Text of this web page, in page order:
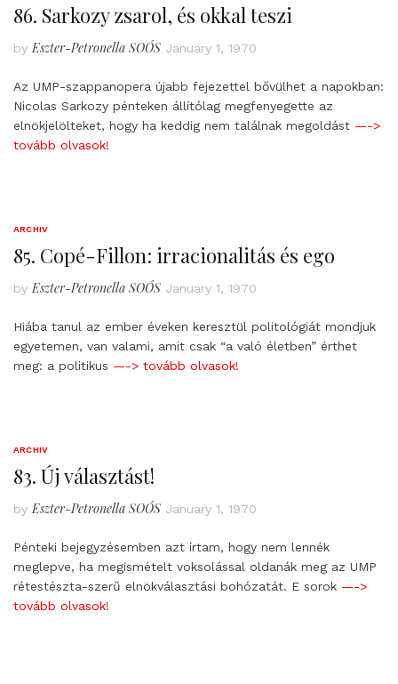
86. Sarkozy zsarol, és okkal teszi
by Eszter-Petronella SOÓS January 1, 1970
Az UMP-szappanopera újabb fejezettel bővülhet a napokban:
Nicolas Sarkozy pénteken állítólag megfenyegette az
elnökjelölteket, hogy ha keddig nem találnak megoldást —->
tovább olvasok!
ARCHIV
85. Copé-Fillon: irracionalitás és ego
by Eszter-Petronella SOÓS January 1, 1970
Hiába tanul az ember éveken keresztül politológiát mondjuk
egyetemen, van valami, amit csak “a való életben” érthet
meg: a politikus —-> tovább olvasok!
ARCHIV
83. Új választást!
by Eszter-Petronella SOÓS January 1, 1970
Pénteki bejegyzésemben azt írtam, hogy nem lennék
meglepve, ha megismételt voksolással oldanák meg az UMP
rétestészta-szerű elnökválasztási bohózatát. E sorok —->
tovább olvasok!